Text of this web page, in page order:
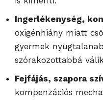
Ingerlékenység,
oxigénhiány miatt
gyermek
szórakozottabbá
Fejfájás, szapora
kompenzációs